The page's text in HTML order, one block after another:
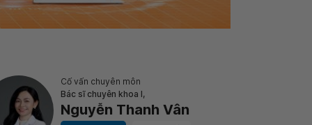
Cố vấn chuyên môn
Bác sĩ chuyên khoa I,
Nguyễn Thanh Vân